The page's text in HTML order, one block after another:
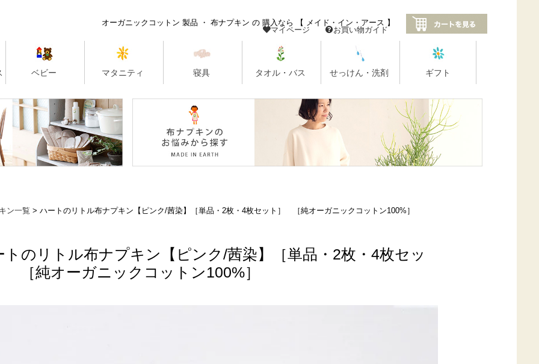
ン一覧 ハートのリトル布ナプキン【ピンク/茜染】［単品・2枚・4枚セット］ ［純オーガニックコットン100%］
トのリトル布ナプキン【ピンク/茜染】［単品・2枚・4枚セッ
［純オーガニックコットン100%］